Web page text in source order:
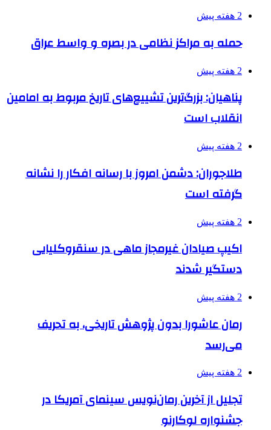
2 هفته پیش
حمله به مراکز نظامی در بصره و واسط عراق
2 هفته پیش
پناهیان: بزرگ‌ترین تشییع‌های تاریخ مربوط به امامین
انقلاب است
2 هفته پیش
طلاجوران: دشمن امروز با رسانه افکار را نشانه
گرفته است
2 هفته پیش
اکیپ صیادان غیرمجاز ماهی در سنقروکلیایی
دستگیر شدند
2 هفته پیش
رمان عاشورا بدون پژوهش تاریخی، به تحریف
می‌رسد
2 هفته پیش
تجلیل از آخرین رمان‌نویس سینمای آمریکا در
جشنواره لوکارنو